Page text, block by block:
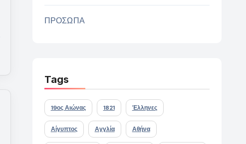
ΠΡΟΣΩΠΑ
Tags
19ος Αιώνας 1821 Έλληνες
Αίγυπτος Αγγλία Αθήνα